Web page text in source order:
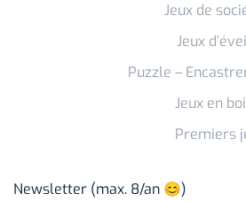
Jeux de
Jeux
Puzzle –
Jeux en
Premiers
Newsletter (max. 8/an 😊)